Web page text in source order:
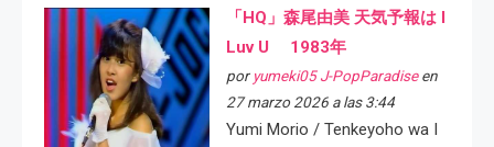
「HQ」森尾由美 天気予報は I
Luv U 1983年
por yumeki05 J-PopParadiseen
27 marzo 2026 a las 3:44
Yumi Morio / Tenkeyoho wa I